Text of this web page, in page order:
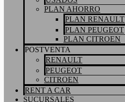
PLAN AHORRO
PLAN RENAULT
PLAN PEUGEOT
PLAN CITROEN
POSTVENTA
RENAULT
PEUGEOT
CITROEN
RENT A CAR
SUCURSALES